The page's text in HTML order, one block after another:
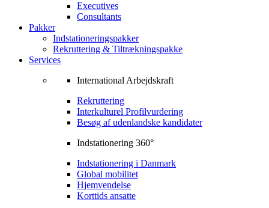
Executives
Consultants
Pakker
Indstationeringspakker
Rekruttering & Tiltrækningspakke
Services
International Arbejdskraft
Rekruttering
Interkulturel Profilvurdering
Besøg af udenlandske kandidater
Indstationering 360°
Indstationering i Danmark
Global mobilitet
Hjemvendelse
Korttids ansatte